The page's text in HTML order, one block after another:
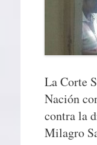
La Corte
Nación
contra la
Milagro